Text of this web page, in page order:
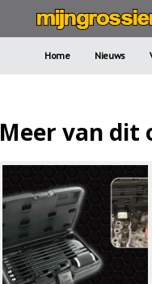
Home Nieuws
Meer van dit